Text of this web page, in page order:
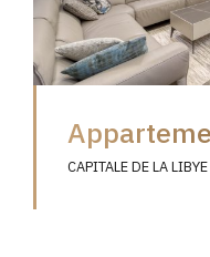
CAPITALE DE LA LIBYE